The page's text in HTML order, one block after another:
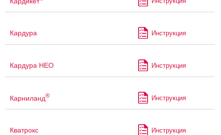
Кардура Инструкция
Кардура НЕО Инструкция
Карниланд® Инструкция
Кватрокс Инструкция